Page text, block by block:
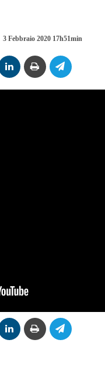
3 Febbraio 2020 17h51min